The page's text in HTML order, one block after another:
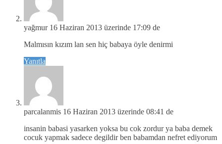
yağmur 16 Haziran 2013 üzerinde 17:09 de
Malmısın kızım lan sen hiç babaya öyle denirmi
Yanıtla
parcalanmis 16 Haziran 2013 üzerinde 08:41 de
insanin babasi yasarken yoksa bu cok zordur ya baba demek
cocuk yapmak sadece degildir ben babamdan nefret ediyorum